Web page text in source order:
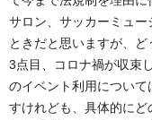
サロン、サッカーミュー
ときだと思いますが、ど
3点目、コロナ禍が収束
のイベント利用について
すけれども、具体的にど